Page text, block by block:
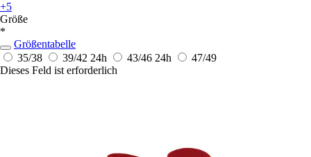
+5
Größe
*
Größentabelle
35/38
39/42 24h 43/46 24h
47/49
Dieses Feld ist erforderlich